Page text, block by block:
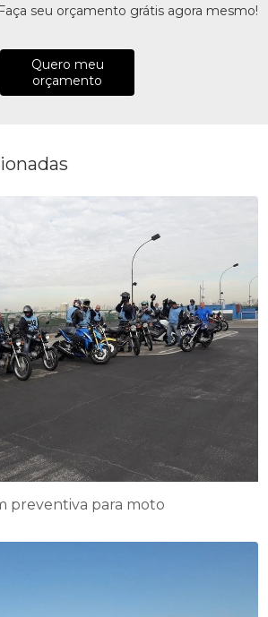
Faça seu orçamento grátis agora mesmo!
Quero meu
orçamento
preventiva para moto